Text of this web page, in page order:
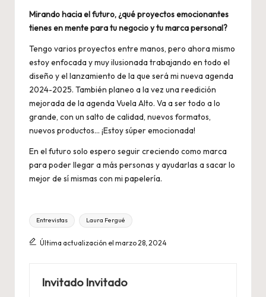
Mirando hacia el futuro, ¿qué proyectos emocionantes
tienes en mente para tu negocio y tu marca personal?
Tengo varios proyectos entre manos, pero ahora mismo
estoy enfocada y muy ilusionada trabajando en todo el
diseño y el lanzamiento de la que será mi nueva agenda
2024-2025. También planeo a la vez una reedición
mejorada de la agenda Vuela Alto. Va a ser todo a lo
grande, con un salto de calidad, nuevos formatos,
nuevos productos… ¡Estoy súper emocionada!
En el futuro solo espero seguir creciendo como marca
para poder llegar a más personas y ayudarlas a sacar lo
mejor de sí mismas con mi papelería.
Etiquetas:
Entrevistas Laura Fergué
Última actualización el marzo 28, 2024
Invitado Invitado